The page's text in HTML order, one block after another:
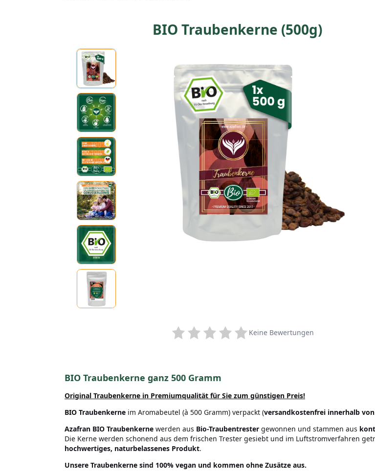
BIO Traubenkerne (500g)
Keine Bewertungen
BIO Traubenkerne ganz 500 Gramm
Original Traubenkerne in Premiumqualität für Sie zum günstigen Preis!
BIO Traubenkerne im Aromabeutel (à 500 Gramm) verpackt (versandkostenfrei innerhalb
Azafran BIO Traubenkerne werden aus Bio-Traubentrester gewonnen und stammen aus
Die Kerne werden schonend aus dem frischen Trester gesiebt und im Luftstromverfahren
hochwertiges, naturbelassenes Produkt.
Unsere Traubenkerne sind 100% vegan und kommen ohne Zusätze aus.